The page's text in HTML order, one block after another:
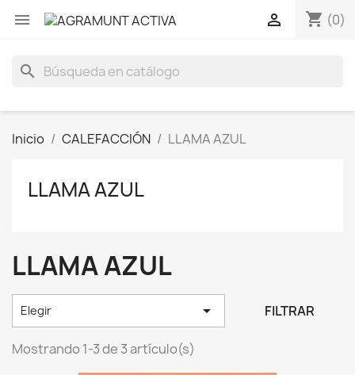
 shopping_cart (0)

search
Inicio CALEFACCIÓN LLAMA AZUL
LLAMA AZUL
LLAMA AZUL
Elegir  FILTRAR
Mostrando 1-3 de 3 artículo(s)